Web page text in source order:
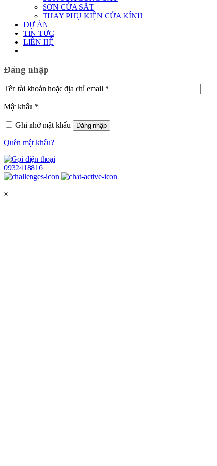
SƠN CỬA SẮT
THAY PHỤ KIỆN CỬA KÍNH
DỰ ÁN
TIN TỨC
LIÊN HỆ
Đăng nhập
Tên tài khoản hoặc địa chỉ email *
buộc
Mật khẩu *
buộc
Ghi nhớ mật khẩu
Đăng nhập
Quên mật khẩu?
0932418816
×